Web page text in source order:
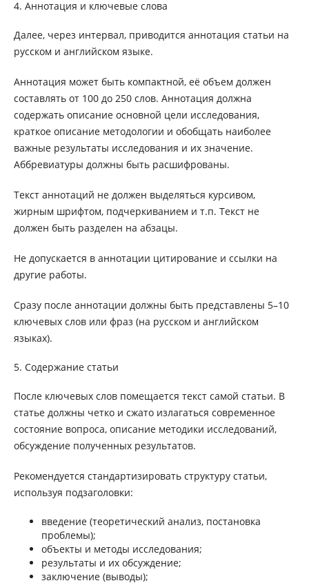
4. Аннотация и ключевые слова
Далее, через интервал, приводится аннотация статьи на
русском и английском языке.
Аннотация может быть компактной, её объем должен
составлять от 100 до 250 слов. Аннотация должна
содержать описание основной цели исследования,
краткое описание методологии и обобщать наиболее
важные результаты исследования и их значение.
Аббревиатуры должны быть расшифрованы.
Текст аннотаций не должен выделяться курсивом,
жирным шрифтом, подчеркиванием и т.п. Текст не
должен быть разделен на абзацы.
Не допускается в аннотации цитирование и ссылки на
другие работы.
Сразу после аннотации должны быть представлены 5–10
ключевых слов или фраз (на русском и английском
языках).
5. Содержание статьи
После ключевых слов помещается текст самой статьи. В
статье должны четко и сжато излагаться современное
состояние вопроса, описание методики исследований,
обсуждение полученных результатов.
Рекомендуется стандартизировать структуру статьи,
используя подзаголовки:
введение (теоретический анализ, постановка
проблемы);
объекты и методы исследования;
результаты и их обсуждение;
заключение (выводы);